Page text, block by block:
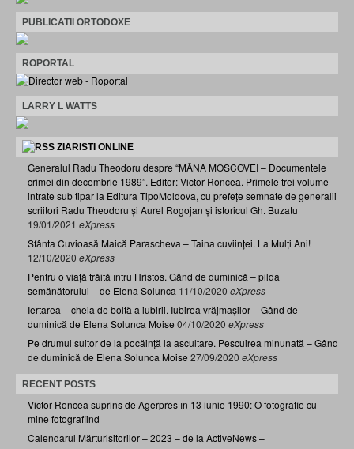
PUBLICATII ORTODOXE
ROPORTAL
LARRY L WATTS
ZIARISTI ONLINE
Generalul Radu Theodoru despre “MÂNA MOSCOVEI – Documentele
crimei din decembrie 1989”. Editor: Victor Roncea. Primele trei volume
intrate sub tipar la Editura TipoMoldova, cu prefețe semnate de generalii
scriitori Radu Theodoru și Aurel Rogojan și istoricul Gh. Buzatu
19/01/2021 eXpress
Sfânta Cuvioasă Maică Parascheva – Taina cuviinței. La Mulți Ani!
12/10/2020 eXpress
Pentru o viață trăită întru Hristos. Gând de duminică – pilda
semănătorului – de Elena Solunca 11/10/2020 eXpress
Iertarea – cheia de boltă a iubirii. Iubirea vrăjmașilor – Gând de
duminică de Elena Solunca Moise 04/10/2020 eXpress
Pe drumul suitor de la pocăință la ascultare. Pescuirea minunată – Gând
de duminică de Elena Solunca Moise 27/09/2020 eXpress
RECENT POSTS
Victor Roncea suprins de Agerpres în 13 iunie 1990: O fotografie cu
mine fotografiind
Calendarul Mărturisitorilor – 2023 – de la ActiveNews –